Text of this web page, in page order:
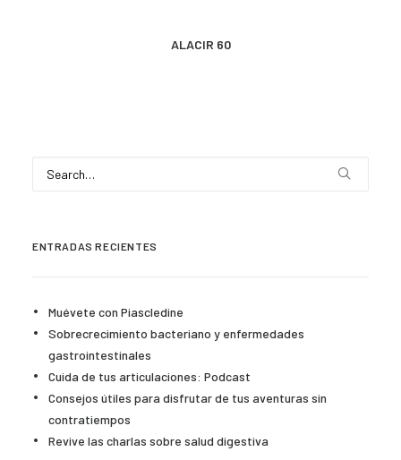
MÁS INFORMACIÓN
ALACIR 60
ENTRADAS RECIENTES
Muévete con Piascledine
Sobrecrecimiento bacteriano y enfermedades
gastrointestinales
Cuida de tus articulaciones: Podcast
Consejos útiles para disfrutar de tus aventuras sin
contratiempos
Revive las charlas sobre salud digestiva